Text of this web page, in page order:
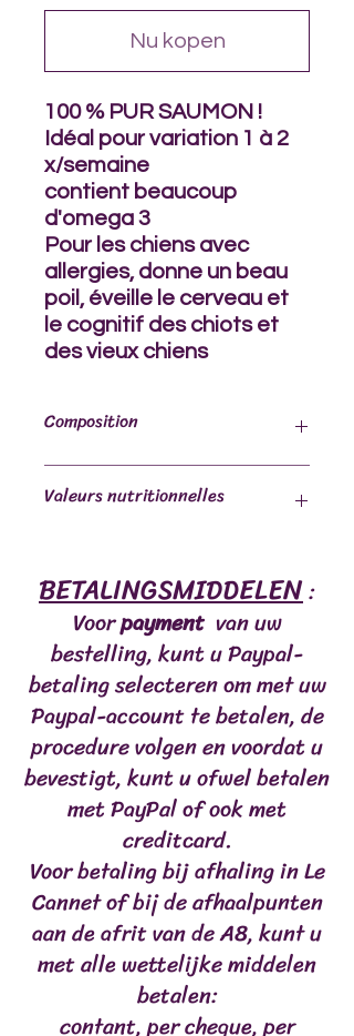
Nu kopen
100 % PUR SAUMON !
Idéal pour variation 1 à 2
x/semaine
contient beaucoup
d'omega 3
Pour les chiens avec
allergies, donne un beau
poil, éveille le cerveau et
le cognitif des chiots et
des vieux chiens
Composition
Valeurs nutritionnelles
Protéine brutes : 12 g /100gr
Cendres Brutes : 4 g / 100gr
Fibres brutes : 0,50 g / 100 gr
Graisse brute 16 g /100gr
BETALINGSMIDDELEN:
Voorpayment van uw
bestelling, kunt u Paypal-
betaling selecteren om met uw
Paypal-account te betalen, de
procedure volgen en voordat u
bevestigt, kunt u ofwel betalen
met PayPal of ook met
creditcard.
Voor betaling bij afhaling in Le
Cannet of bij de afhaalpunten
aan de afrit van de A8, kunt u
met alle wettelijke middelen
betalen:
contant, per cheque, per